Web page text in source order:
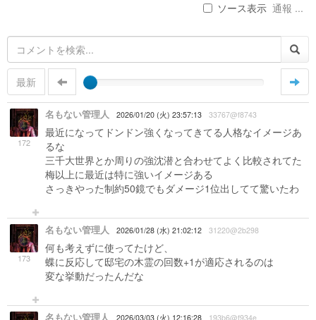
ソース表示 通報 ...
最新
172
名もない管理人 2026/01/20 (火) 23:57:13 33767@f8743
最近になってドンドン強くなってきてる人格なイメージあ
るな
三千大世界とか周りの強沈潜と合わせてよく比較されてた
梅以上に最近は特に強いイメージある
さっきやった制約50鏡でもダメージ1位出してて驚いたわ
173
名もない管理人 2026/01/28 (水) 21:02:12 31220@2b298
何も考えずに使ってたけど、
蝶に反応して邸宅の木霊の回数+1が適応されるのは
変な挙動だったんだな
名もない管理人 2026/03/03 (火) 12:16:28 193b6@f934e